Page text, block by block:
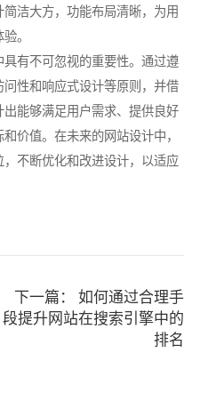
洁大方，功能布局清晰，为用
。
有不可忽视的重要性。通过遵
性和响应式设计等原则，并借
能够满足用户需求、提供良好
价值。在未来的网站设计中，
不断优化和改进设计，以适应
下一篇：
如何通过合理手
段提升网站在搜索引擎中的
排名